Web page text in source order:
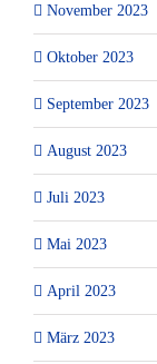
November 2023
Oktober 2023
September 2023
August 2023
Juli 2023
Mai 2023
April 2023
März 2023